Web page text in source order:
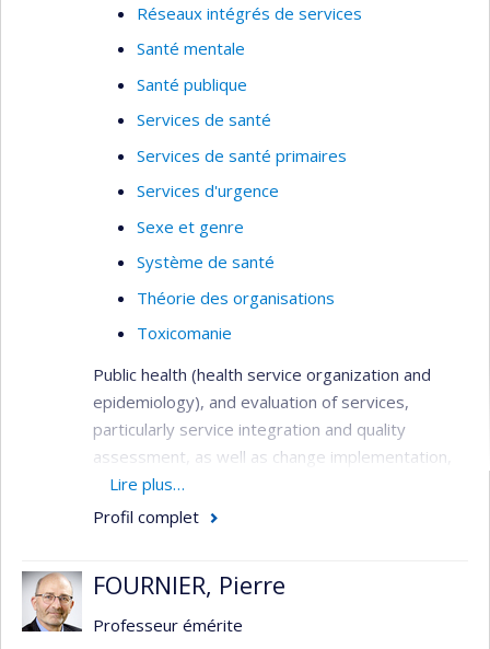
Réseaux intégrés de services
Santé mentale
Santé publique
Services de santé
Services de santé primaires
Services d'urgence
Sexe et genre
Système de santé
Théorie des organisations
Toxicomanie
Public health (health service organization and
epidemiology), and evaluation of services,
particularly service integration and quality
assessment, as well as change implementation,
needs assessment, primary care services,
service utilization, health systems analysis,
databases, outcome studies), qualitative (case
study designs, program evaluation), and mixed-
Lire plus…
Profil complet
FOURNIER, Pierre
Professeur émérite